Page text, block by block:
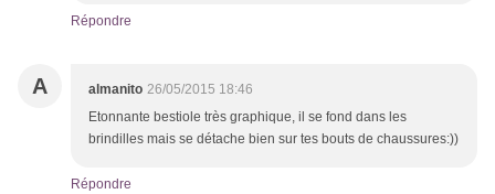
Répondre
A almanito 26/05/2015 18:46
Etonnante bestiole très graphique, il se fond dans les
brindilles mais se détache bien sur tes bouts de chaussures:))
Répondre